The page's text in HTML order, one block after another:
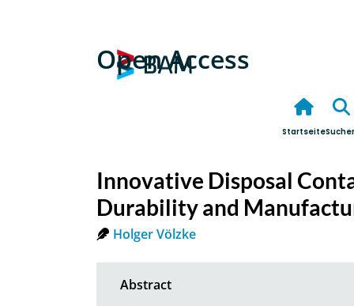
Open Access
Startseite
Innovative Disposal
Durability and
Holger Völzke